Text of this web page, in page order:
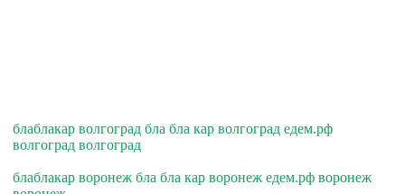
блаблакар волгоград бла бла кар волгоград едем.рф
волгоград волгоград
блаблакар воронеж бла бла кар воронеж едем.рф воронеж